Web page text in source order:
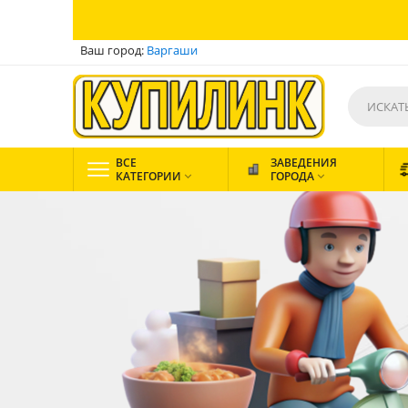
Ваш город: Варгаши
ВСЕ
КАТЕГОРИИ 
ЗАВЕДЕНИЯ
ГОРОДА 